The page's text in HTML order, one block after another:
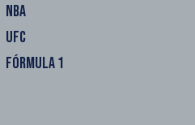
NBA
UFC
FÓRMULA 1